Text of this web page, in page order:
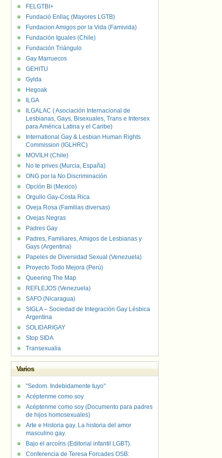
FELGTBI+
Fundació Enllaç (Mayores LGTB)
Fundacion Amigos por la Vida (Famivida)
Fundación Iguales (Chile)
Fundación Triángulo
Gay Marruecos
GEHITU
Gylda
Hegoak
ILGA
ILGALAC ( Asociación Internacional de
Lesbianas, Gays, Bisexuales, Trans e Intersex
para América Latina y el Caribe)
International Gay & Lesbian Human Rights
Commission (IGLHRC)
MOVILH (Chile)
No te prives (Murcia, España)
ONG por la No Discriminación
Opción Bi (Mexico)
Orgullo Gay-Costa Rica
Oveja Rosa (Familias diversas)
Ovejas Negras
Padres Gay
Padres, Familiares, Amigos de Lesbianas y
Gays (Argentina)
Papeles de Diversidad Sexual (Venezuela)
Proyecto Todo Mejora (Perú)
Queering The Map
REFLEJOS (Venezuela)
SAFO (Nicaragua)
SIGLA – Sociedad de Integración Gay Lésbica
Argentina
SOLIDARIGAY
Stop SIDA
Transexualia
Varios
"Sedom. Indebidamente tuyo"
Acéptenme como soy
Acéptenme como soy (Documento para padres
de hijos homosexuales)
Arte e Historia gay. La historia del amor
masculino gay.
Bajo el arcoíris (Editorial infantil LGBT).
Conferencia de Teresa Forcades OSB: